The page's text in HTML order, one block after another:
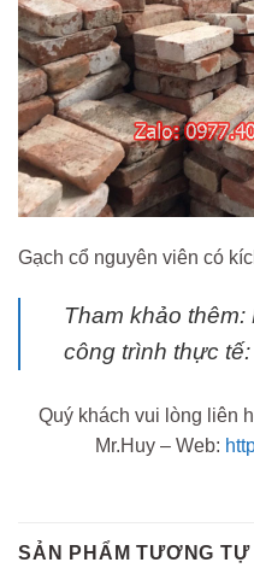
Gạch cổ nguyên viên có
Tham khảo
công trình thực tế:
Quý khách vui lòng liên
Mr.Huy – Web:
SẢN PHẨM TƯƠNG TỰ